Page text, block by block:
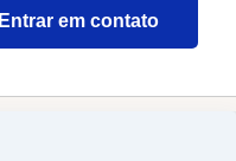
Entrar em contato